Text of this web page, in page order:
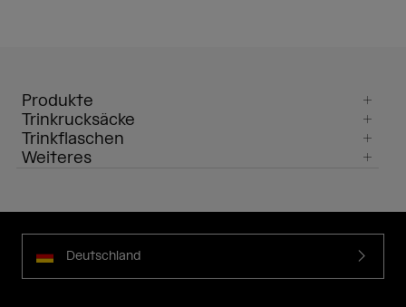
Produkte
Trinkrucksäcke
Trinkflaschen
Weiteres
Deutschland